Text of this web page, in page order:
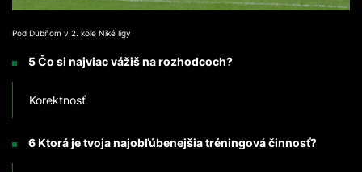
Pod Dubňom v 2. kole Niké ligy
5 Čo si najviac vážiš na rozhodcoch?
Korektnosť
6 Ktorá je tvoja najobľúbenejšia tréningová činnosť?